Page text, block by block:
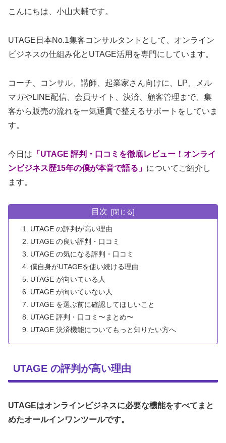
こんにちは、小山大輔です。
UTAGE日本No.1集客コンサルタントとして、オンライン
ビジネスの仕組み化とUTAGE活用を専門にしています。
コーチ、コンサル、講師、起業家さん向けに、LP、メル
マガやLINE配信、会員サイト、決済、顧客管理まで、集
客から販売の流れを一気通貫で整えるサポートをしていま
す。
今日は 「UTAGE 評判・口コミを徹底レビュー！オンライ
ンビジネス歴15年の僕が本音で語る」 についてご紹介し
ます。
目次
UTAGE の評判が高い理由
UTAGE の良い評判・口コミ
UTAGE の気になる評判・口コミ
僕自身がUTAGEを使い続ける理由
UTAGE が向いている人
UTAGE が向いていない人
UTAGE を選ぶ前に確認してほしいこと
UTAGE 評判・口コミ〜まとめ〜
UTAGE 決済機能についてもっと知りたい方へ
UTAGE の評判が高い理由
UTAGEはオンラインビジネスに必要な機能をすべてまと
めたオールインワンツールです。